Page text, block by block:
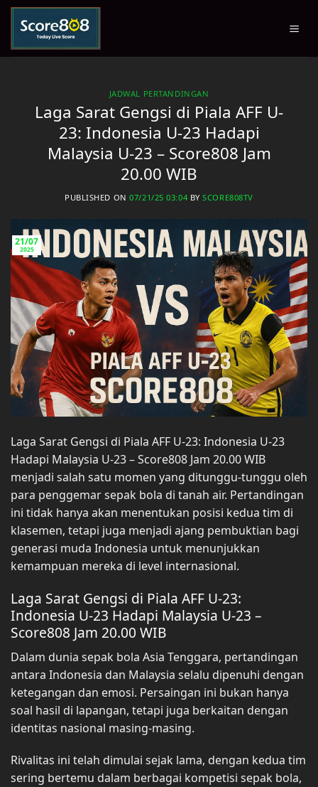
Skip
content
JADWAL PERTANDINGAN
Laga Sarat Gengsi di Piala AFF U-
23: Indonesia U-23 Hadapi
Malaysia U-23 – Score808 Jam
20.00 WIB
PUBLISHED ON07/21/25 03:04 BYSCORE808TV
21/07
2025
Laga Sarat Gengsi di Piala AFF U-23: Indonesia U-23
Hadapi Malaysia U-23 – Score808 Jam 20.00 WIB
menjadi salah satu momen yang ditunggu-tunggu oleh
para penggemar sepak bola di tanah air. Pertandingan
ini tidak hanya akan menentukan posisi kedua tim di
klasemen, tetapi juga menjadi ajang pembuktian bagi
generasi muda Indonesia untuk menunjukkan
kemampuan mereka di level internasional.
Laga Sarat Gengsi di Piala AFF U-23:
Indonesia U-23 Hadapi Malaysia U-23 –
Score808 Jam 20.00 WIB
Dalam dunia sepak bola Asia Tenggara, pertandingan
antara Indonesia dan Malaysia selalu dipenuhi dengan
ketegangan dan emosi. Persaingan ini bukan hanya
soal hasil di lapangan, tetapi juga berkaitan dengan
identitas nasional masing-masing.
Rivalitas ini telah dimulai sejak lama, dengan kedua tim
sering bertemu dalam berbagai kompetisi sepak bola,